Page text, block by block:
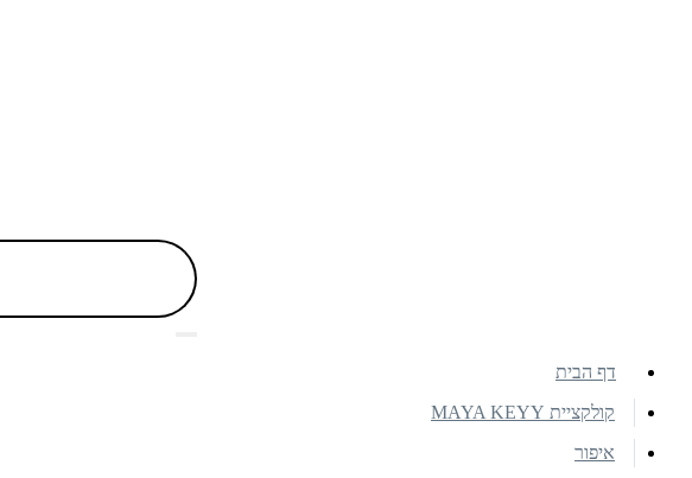
דף הבית
קולקציית MAYA KEYY
איפור